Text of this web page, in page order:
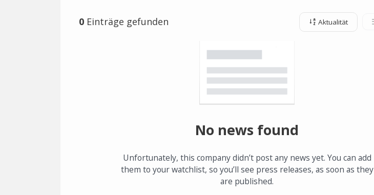
0 Einträge gefunden Aktualität
No news found
Unfortunately, this company didn’t post any news yet. You can add
them to your watchlist, so you’ll see press releases, as soon as they
are published.